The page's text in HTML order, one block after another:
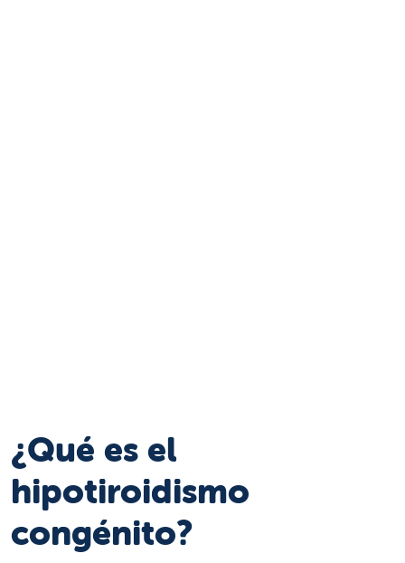
¿Qué es el
hipotiroidismo
congénito?